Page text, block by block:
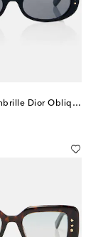
Ovale Sonnenbrille Dior Oblique B1I